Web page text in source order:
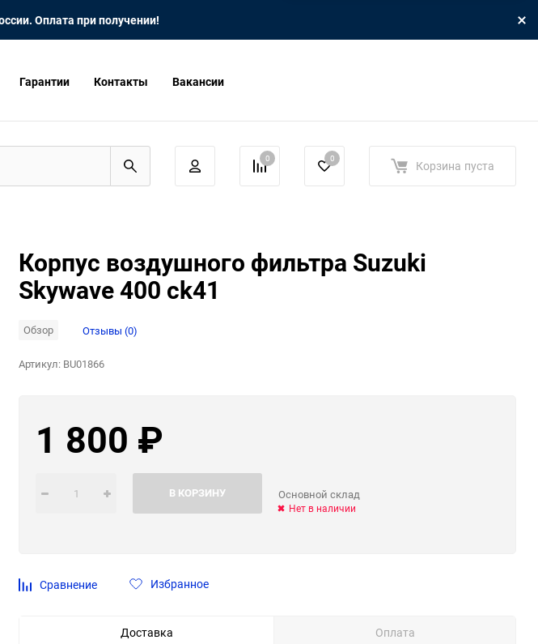
Оплата при получении!
Гарантии Контакты Вакансии
0 0 Корзина пуста
Корпус воздушного фильтра Suzuki
Skywave 400 ck41
Обзор Отзывы (0)
Артикул: BU01866
1 800 ₽
В КОРЗИНУ Основной склад
Нет в наличии
Сравнение Избранное
Доставка Оплата